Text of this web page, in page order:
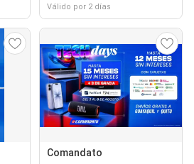
Válido por 2 días
Comandato